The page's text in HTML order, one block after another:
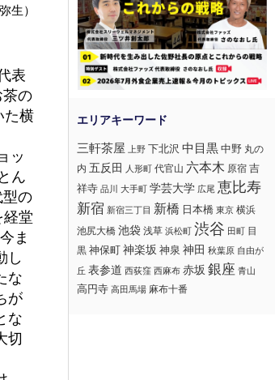
生）
表
の
た横
ッ
ん
の
経堂
ま
し
な
が
な
切
三軒茶屋 上野 下北沢 中目黒中野 丸の
内 五反田 人形町 代官山 六本木 原宿 吉
祥寺 品川 大手町 学芸大学 広尾 恵比寿
新宿 新宿三丁目 新橋 日本橋 東京 横浜
池尻大橋 池袋浅草 浜松町 渋谷 田町 目
黒神保町神楽坂 神泉 神田 秋葉原 自由が
丘 表参道 西荻窪 西麻布 赤坂 銀座 青山
高円寺 高田馬場 麻布十番